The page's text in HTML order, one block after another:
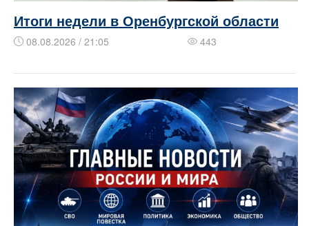
Итоги недели в Оренбургской области
08.08.2026 / 21:05 443